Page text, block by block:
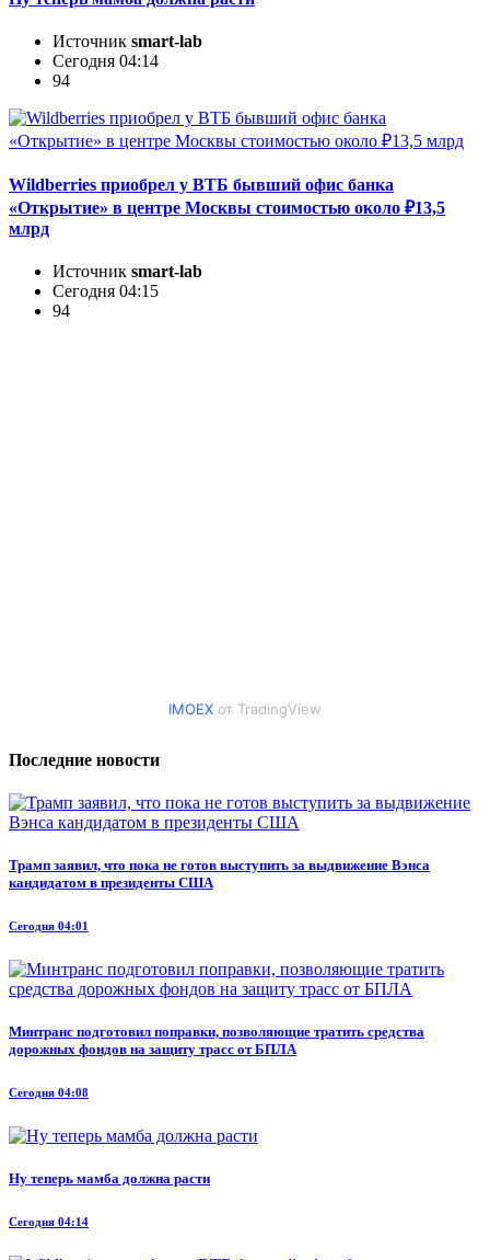
Источник smart-lab
Сегодня 04:14
94
Wildberries приобрел у ВТБ бывший офис банка
«Открытие» в центре Москвы стоимостью около ₽13,5
млрд
Источник smart-lab
Сегодня 04:15
94
IMOEX от TradingView
Последние новости
Трамп заявил, что пока не готов выступить за выдвижение Вэнса
кандидатом в президенты США
Сегодня 04:01
Минтранс подготовил поправки, позволяющие тратить средства
дорожных фондов на защиту трасс от БПЛА
Сегодня 04:08
Ну теперь мамба должна расти
Сегодня 04:14